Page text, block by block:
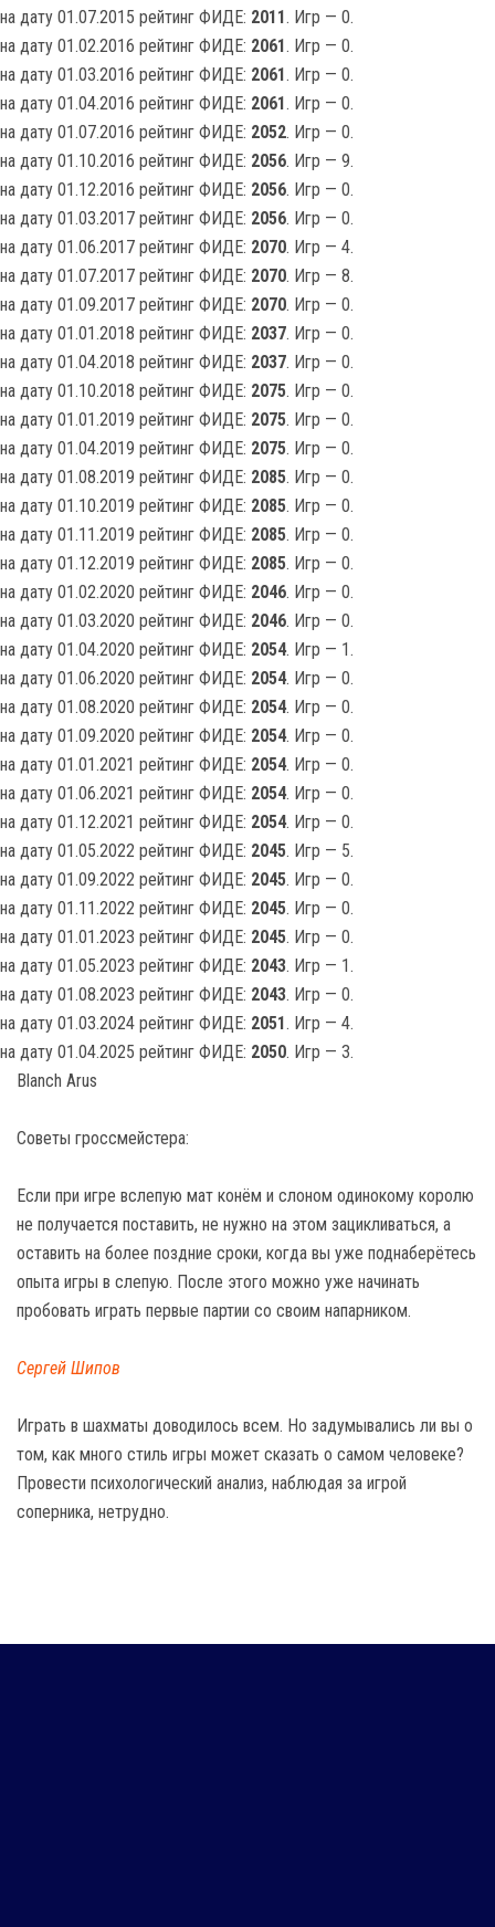
на дату 01.07.2015 рейтинг ФИДЕ: 2011. Игр — 0.
на дату 01.02.2016 рейтинг ФИДЕ: 2061. Игр — 0.
на дату 01.03.2016 рейтинг ФИДЕ: 2061. Игр — 0.
на дату 01.04.2016 рейтинг ФИДЕ: 2061. Игр — 0.
на дату 01.07.2016 рейтинг ФИДЕ: 2052. Игр — 0.
на дату 01.10.2016 рейтинг ФИДЕ: 2056. Игр — 9.
на дату 01.12.2016 рейтинг ФИДЕ: 2056. Игр — 0.
на дату 01.03.2017 рейтинг ФИДЕ: 2056. Игр — 0.
на дату 01.06.2017 рейтинг ФИДЕ: 2070. Игр — 4.
на дату 01.07.2017 рейтинг ФИДЕ: 2070. Игр — 8.
на дату 01.09.2017 рейтинг ФИДЕ: 2070. Игр — 0.
на дату 01.01.2018 рейтинг ФИДЕ: 2037. Игр — 0.
на дату 01.04.2018 рейтинг ФИДЕ: 2037. Игр — 0.
на дату 01.10.2018 рейтинг ФИДЕ: 2075. Игр — 0.
на дату 01.01.2019 рейтинг ФИДЕ: 2075. Игр — 0.
на дату 01.04.2019 рейтинг ФИДЕ: 2075. Игр — 0.
на дату 01.08.2019 рейтинг ФИДЕ: 2085. Игр — 0.
на дату 01.10.2019 рейтинг ФИДЕ: 2085. Игр — 0.
на дату 01.11.2019 рейтинг ФИДЕ: 2085. Игр — 0.
на дату 01.12.2019 рейтинг ФИДЕ: 2085. Игр — 0.
на дату 01.02.2020 рейтинг ФИДЕ: 2046. Игр — 0.
на дату 01.03.2020 рейтинг ФИДЕ: 2046. Игр — 0.
на дату 01.04.2020 рейтинг ФИДЕ: 2054. Игр — 1.
на дату 01.06.2020 рейтинг ФИДЕ: 2054. Игр — 0.
на дату 01.08.2020 рейтинг ФИДЕ: 2054. Игр — 0.
на дату 01.09.2020 рейтинг ФИДЕ: 2054. Игр — 0.
на дату 01.01.2021 рейтинг ФИДЕ: 2054. Игр — 0.
на дату 01.06.2021 рейтинг ФИДЕ: 2054. Игр — 0.
на дату 01.12.2021 рейтинг ФИДЕ: 2054. Игр — 0.
на дату 01.05.2022 рейтинг ФИДЕ: 2045. Игр — 5.
на дату 01.09.2022 рейтинг ФИДЕ: 2045. Игр — 0.
на дату 01.11.2022 рейтинг ФИДЕ: 2045. Игр — 0.
на дату 01.01.2023 рейтинг ФИДЕ: 2045. Игр — 0.
на дату 01.05.2023 рейтинг ФИДЕ: 2043. Игр — 1.
на дату 01.08.2023 рейтинг ФИДЕ: 2043. Игр — 0.
на дату 01.03.2024 рейтинг ФИДЕ: 2051. Игр — 4.
на дату 01.04.2025 рейтинг ФИДЕ: 2050. Игр — 3.
Blanch Arus
Советы гроссмейстера:
Если при игре вслепую мат конём и слоном одинокому королю
не получается поставить, не нужно на этом зацикливаться, а
оставить на более поздние сроки, когда вы уже поднаберётесь
опыта игры в слепую. После этого можно уже начинать
пробовать играть первые партии со своим напарником.
Сергей Шипов
Играть в шахматы доводилось всем. Но задумывались ли вы о
том, как много стиль игры может сказать о самом человеке?
Провести психологический анализ, наблюдая за игрой
соперника, нетрудно.